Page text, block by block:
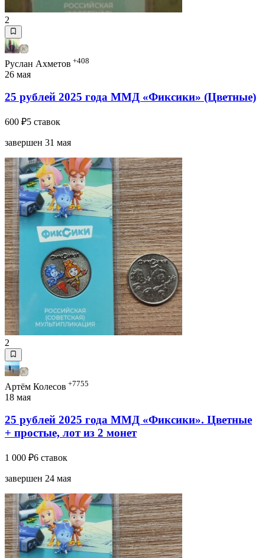
2
Руслан Ахметов +408
26 мая
25 рублей 2025 года ММД «Фиксики» (Цветные)
600 ₽5 ставок
завершен 31 мая
2
Артём Колесов +7755
18 мая
25 рублей 2025 года ММД «Фиксики». Цветные
+ простые, лот из 2 монет
1 000 ₽6 ставок
завершен 24 мая